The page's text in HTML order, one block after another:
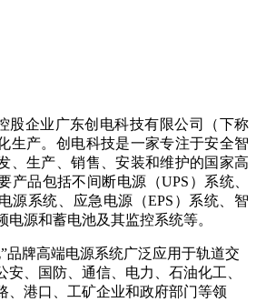
股企业广东创电科技有限公司（下称
生产。创电科技是一家专注于安全智
、生产、销售、安装和维护的国家高
产品包括不间断电源（UPS）系统、
源系统、应急电源（EPS）系统、智
电源和蓄电池及其监控系统等。
品牌高端电源系统广泛应用于轨道交
安、国防、通信、电力、石油化工、
、港口、工矿企业和政府部门等领